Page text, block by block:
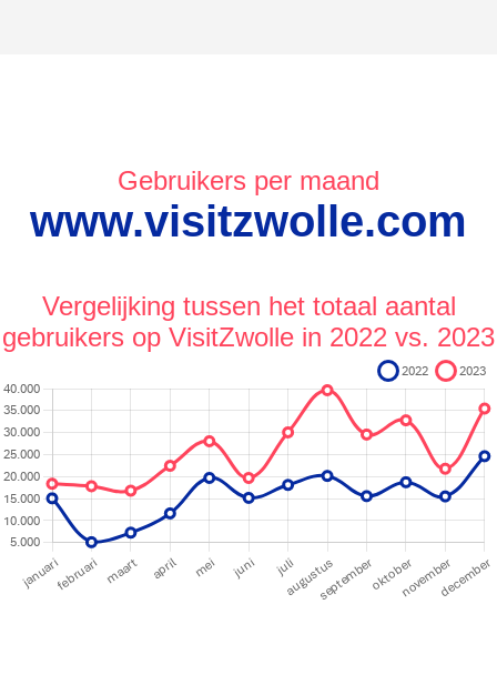
Gebruikers per maand
www.visitzwolle.com
Vergelijking tussen het totaal aantal
gebruikers op VisitZwolle in 2022 vs. 2023